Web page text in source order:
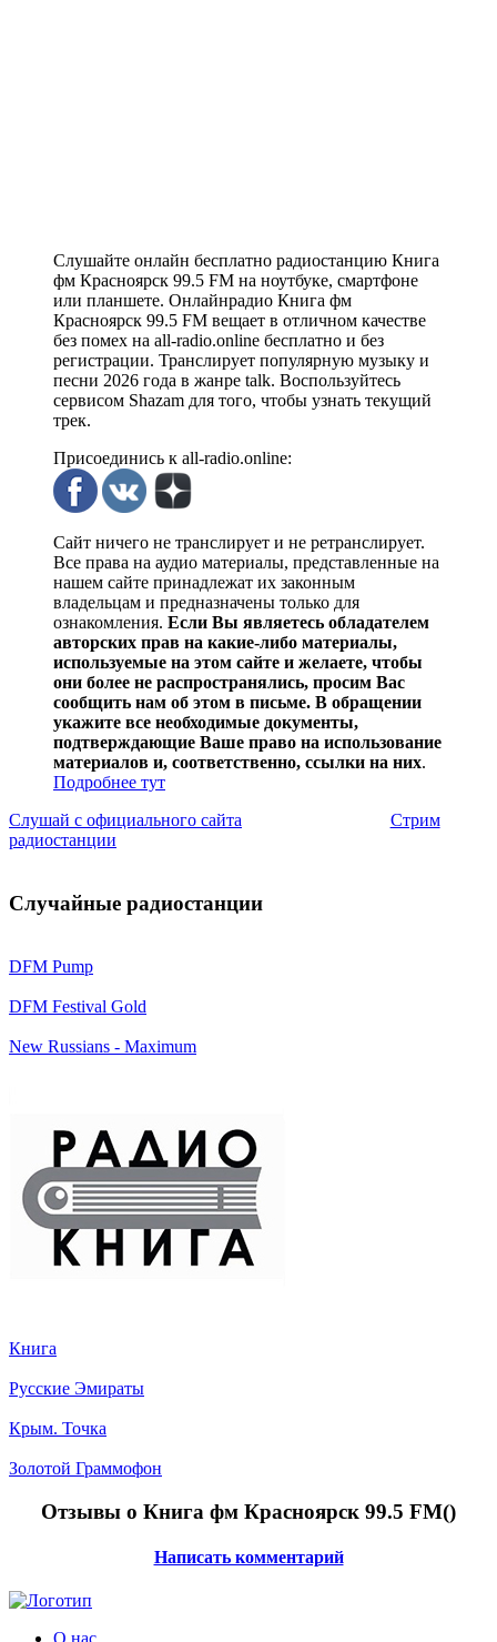
Слушайте онлайн бесплатно радиостанцию Книга
фм Красноярск 99.5 FM на ноутбуке, смартфоне
или планшете. Онлайнрадио Книга фм
Красноярск 99.5 FM вещает в отличном качестве
без помех на all-radio.online бесплатно и без
регистрации. Транслирует популярную музыку и
песни 2026 года в жанре talk. Воспользуйтесь
сервисом Shazam для того, чтобы узнать текущий
трек.
Присоединись к all-radio.online:
Сайт ничего не транслирует и не ретранслирует.
Все права на аудио материалы, представленные на
нашем сайте принадлежат их законным
владельцам и предназначены только для
ознакомления. Если Вы являетесь обладателем
авторских прав на какие-либо материалы,
используемые на этом сайте и желаете, чтобы
они более не распространялись, просим Вас
сообщить нам об этом в письме. В обращении
укажите все необходимые документы,
подтверждающие Ваше право на использование
материалов и, соответственно, ссылки на них.
Подробнее тут
Слушай с официального сайта
Стрим
радиостанции
Случайные радиостанции
DFM Pump
DFM Festival Gold
New Russians - Maximum
Книга
Русские Эмираты
Крым. Точка
Золотой Граммофон
Отзывы о Книга фм Красноярск 99.5 FM()
Написать комментарий